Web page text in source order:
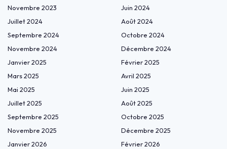
Novembre 2023
Juin 2024
Juillet 2024
Août 2024
Septembre 2024
Octobre 2024
Novembre 2024
Décembre 2024
Janvier 2025
Février 2025
Mars 2025
Avril 2025
Mai 2025
Juin 2025
Juillet 2025
Août 2025
Septembre 2025
Octobre 2025
Novembre 2025
Décembre 2025
Janvier 2026
Février 2026